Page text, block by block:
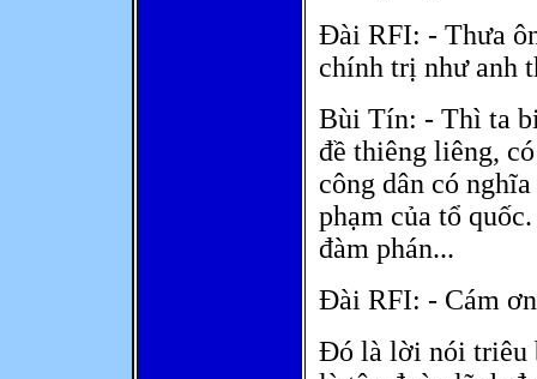
Đài RFI: - Thưa
chính trị như anh
Bùi Tín: - Thì ta
đề thiêng liêng,
công dân có
phạm của tổ
đàm phán...
Đài RFI: - Cám
Đó là lời nói triêu